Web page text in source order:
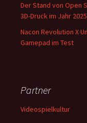
Der Stand von Open
3D-Druck im Jahr 2025
Nacon Revolution X
Gamepad im Test
Partner
Videospielkultur